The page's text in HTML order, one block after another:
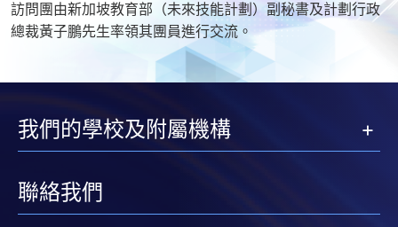
訪問團由新加坡教育部（未來技能計劃）副秘書及計劃行政
總裁黃子鵬先生率領其團員進行交流。
我們的學校及附屬機構
聯絡我們